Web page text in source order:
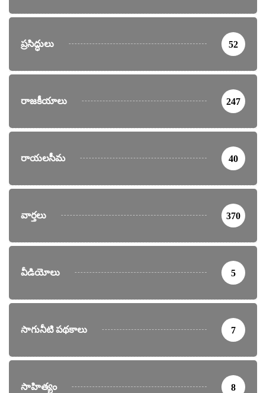
ప్రసిద్ధులు 52
రాజకీయాలు 247
రాయలసీమ 40
వార్తలు 370
వీడియోలు 5
సాగునీటి పథకాలు 7
సాహిత్యం 8